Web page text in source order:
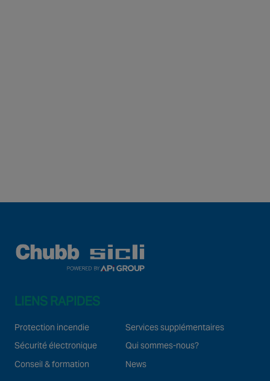
LIENS RAPIDES
Protection incendie
Sécurité électronique
Conseil & formation
Services supplémentaires
Qui sommes-nous?
News